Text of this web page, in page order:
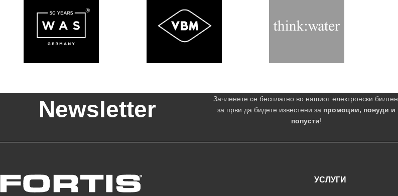
Newsletter
Зачленете се бесплатно во нашиот електронски билтен,
за први да бидете известени за промоции, понуди и
попусти!
УСЛУГИ